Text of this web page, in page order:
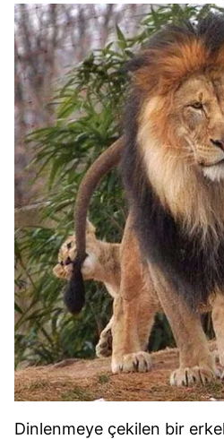
Dinlenmeye çekilen bir